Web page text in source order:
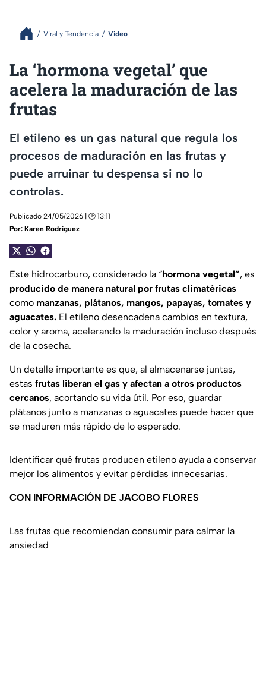
Viral y Tendencia Video
La ‘hormona vegetal’ que
acelera la maduración de las
frutas
El etileno es un gas natural que regula los
procesos de maduración en las frutas y
puede arruinar tu despensa si no lo
controlas.
Publicado 24/05/2026 | 🕑 13:11
Por: Karen Rodríguez
Este hidrocarburo, considerado la “hormona vegetal”, es
producido de manera natural por frutas climatéricas
como manzanas, plátanos, mangos, papayas, tomates y
aguacates. El etileno desencadena cambios en textura,
color y aroma, acelerando la maduración incluso después
de la cosecha.
Un detalle importante es que, al almacenarse juntas,
estas frutas liberan el gas y afectan a otros productos
cercanos, acortando su vida útil. Por eso, guardar
plátanos junto a manzanas o aguacates puede hacer que
se maduren más rápido de lo esperado.
Identificar qué frutas producen etileno ayuda a conservar
mejor los alimentos y evitar pérdidas innecesarias.
CON INFORMACIÓN DE JACOBO FLORES
Las frutas que recomiendan consumir para calmar la
ansiedad